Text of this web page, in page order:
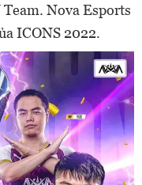
Nova Esports
ICONS 2022.